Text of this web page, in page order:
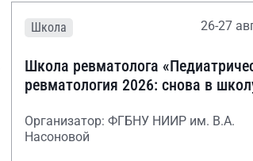
Школа 26-27
Школа ревматолога
ревматология 2026: снова в
Организатор: ФГБНУ НИИР им. В.А.
Насоновой